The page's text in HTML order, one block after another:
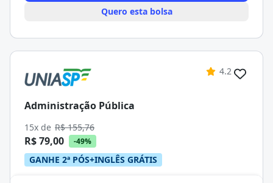
Quero esta bolsa
4.2
Administração Pública
15x de R$ 155,76
R$ 79,00 -49%
GANHE 2ª PÓS+INGLÊS GRÁTIS